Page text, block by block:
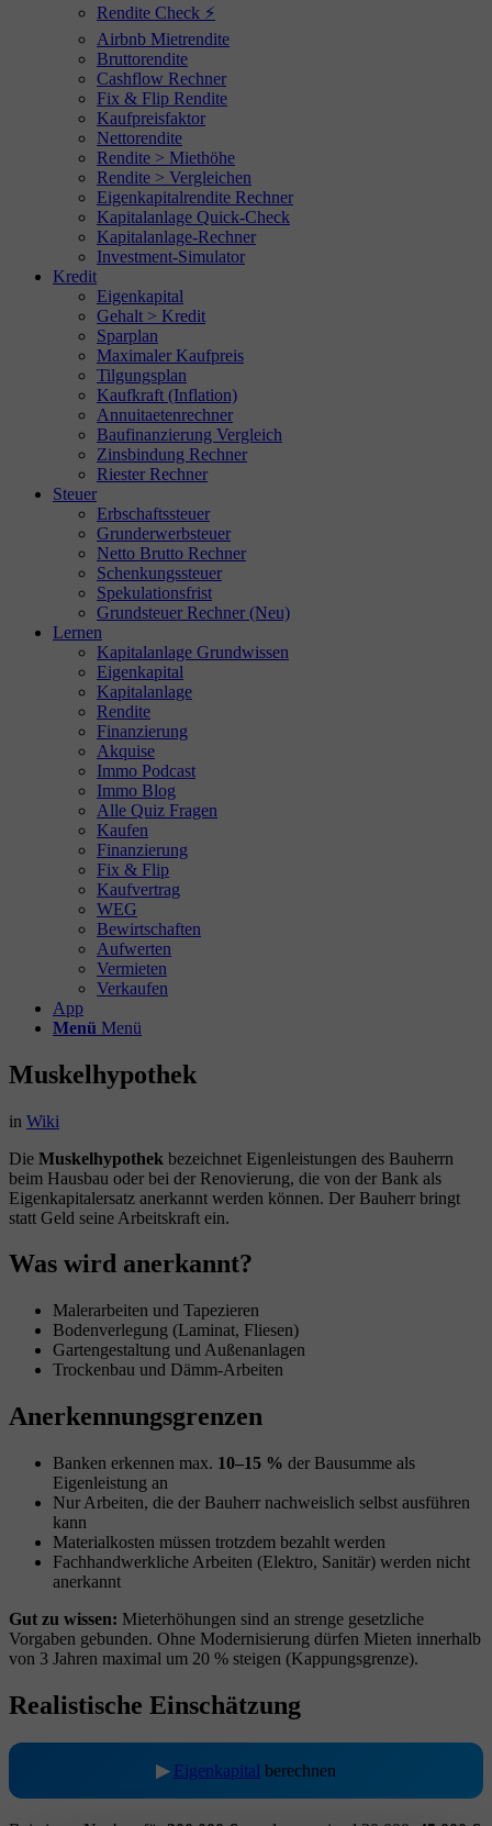
Rendite Check ⚡
Airbnb Mietrendite
Bruttorendite
Cashflow Rechner
Fix & Flip Rendite
Kaufpreisfaktor
Nettorendite
Rendite > Miethöhe
Rendite > Vergleichen
Eigenkapitalrendite Rechner
Kapitalanlage Quick-Check
Kapitalanlage-Rechner
Investment-Simulator
Kredit
Eigenkapital
Gehalt > Kredit
Sparplan
Maximaler Kaufpreis
Tilgungsplan
Kaufkraft (Inflation)
Annuitaetenrechner
Baufinanzierung Vergleich
Zinsbindung Rechner
Riester Rechner
Steuer
Erbschaftssteuer
Grunderwerbsteuer
Netto Brutto Rechner
Schenkungssteuer
Spekulationsfrist
Grundsteuer Rechner (Neu)
Lernen
Kapitalanlage Grundwissen
Eigenkapital
Kapitalanlage
Rendite
Finanzierung
Akquise
Immo Podcast
Immo Blog
Alle Quiz Fragen
Kaufen
Finanzierung
Fix & Flip
Kaufvertrag
WEG
Bewirtschaften
Aufwerten
Vermieten
Verkaufen
App
Menü Menü
Muskelhypothek
in Wiki
Die Muskelhypothek bezeichnet Eigenleistungen des Bauherrn
beim Hausbau oder bei der Renovierung, die von der Bank als
Eigenkapitalersatz anerkannt werden können. Der Bauherr bringt
statt Geld seine Arbeitskraft ein.
Was wird anerkannt?
Malerarbeiten und Tapezieren
Bodenverlegung (Laminat, Fliesen)
Gartengestaltung und Außenanlagen
Trockenbau und Dämm-Arbeiten
Anerkennungsgrenzen
Banken erkennen max. 10–15 % der Bausumme als
Eigenleistung an
Nur Arbeiten, die der Bauherr nachweislich selbst ausführen
kann
Materialkosten müssen trotzdem bezahlt werden
Fachhandwerkliche Arbeiten (Elektro, Sanitär) werden nicht
anerkannt
Gut zu wissen: Mieterhöhungen sind an strenge gesetzliche
Vorgaben gebunden. Ohne Modernisierung dürfen Mieten innerhalb
von 3 Jahren maximal um 20 % steigen (Kappungsgrenze).
Realistische Einschätzung
▶ Eigenkapital berechnen